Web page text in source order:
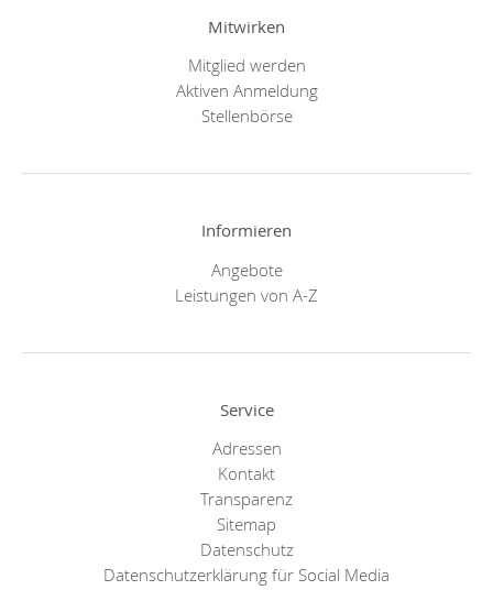
Mitwirken
Mitglied werden
Aktiven Anmeldung
Stellenbörse
Informieren
Angebote
Leistungen von A-Z
Service
Adressen
Kontakt
Transparenz
Sitemap
Datenschutz
Datenschutzerklärung für Social Media